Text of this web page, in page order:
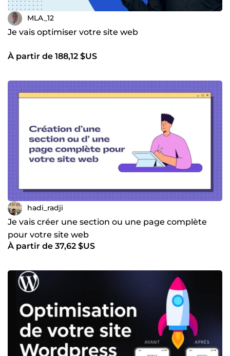
MLA_12
Je vais optimiser votre site web
À partir de 188,12 $US
hadi_radji
Je vais créer une section ou une page complète
pour votre site web
À partir de 37,62 $US